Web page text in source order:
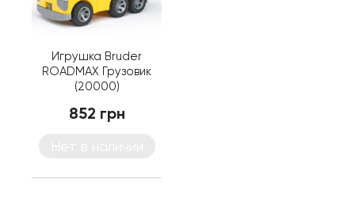
Игрушка Bruder
ROADMAX Грузовик
(20000)
852 грн